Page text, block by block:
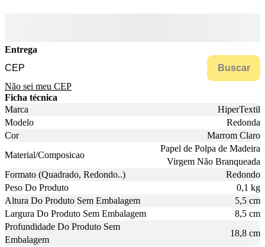
Entrega
Buscar
Não sei meu CEP
Ficha técnica
Marca
HiperTextil
Modelo
Redonda
Cor
Marrom Claro
Material/Composicao
Papel de Polpa de Madeira
Virgem Não Branqueada
Formato (Quadrado, Redondo..)
Redondo
Peso Do Produto
0,1 kg
Altura Do Produto Sem Embalagem
5,5 cm
Largura Do Produto Sem Embalagem
8,5 cm
Profundidade Do Produto Sem
Embalagem
18,8 cm